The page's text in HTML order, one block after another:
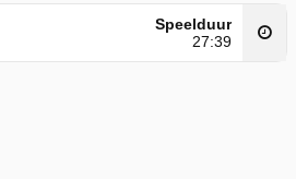
Speelduur
27:39